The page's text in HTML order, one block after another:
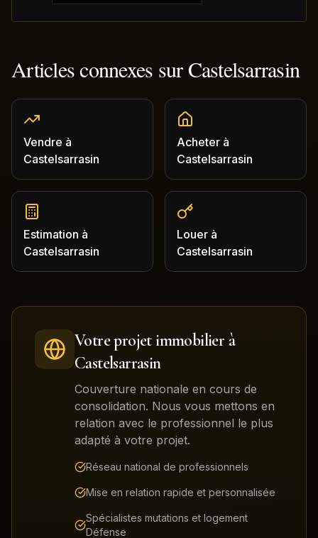
Articles connexes surCastelsarrasin
Vendre à
Castelsarrasin
Acheter à
Castelsarrasin
Estimation à
Castelsarrasin
Louer à
Castelsarrasin
Votre projet immobilier à
Castelsarrasin
Couverture nationale en cours de
consolidation. Nous vous mettons en
relation avec le professionnel le plus
adapté à votre projet.
Réseau national de professionnels
Mise en relation rapide et personnalisée
Spécialistes mutations et logement
Défense